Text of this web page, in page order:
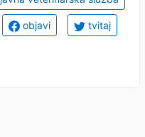
objavi tvitaj